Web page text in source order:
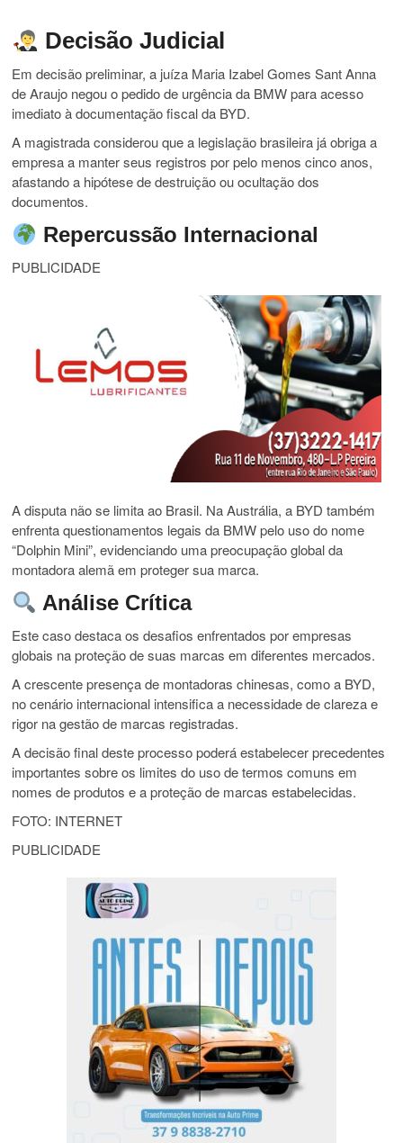
Decisão Judicial
Em decisão preliminar, a juíza Maria Izabel Gomes Sant Anna
de Araujo negou o pedido de urgência da BMW para acesso
imediato à documentação fiscal da BYD.
A magistrada considerou que a legislação brasileira já obriga a
empresa a manter seus registros por pelo menos cinco anos,
afastando a hipótese de destruição ou ocultação dos
documentos.
Repercussão Internacional
PUBLICIDADE
A disputa não se limita ao Brasil. Na Austrália, a BYD também
enfrenta questionamentos legais da BMW pelo uso do nome
“Dolphin Mini”, evidenciando uma preocupação global da
montadora alemã em proteger sua marca.
Análise Crítica
Este caso destaca os desafios enfrentados por empresas
globais na proteção de suas marcas em diferentes mercados.
A crescente presença de montadoras chinesas, como a BYD,
no cenário internacional intensifica a necessidade de clareza e
rigor na gestão de marcas registradas.
A decisão final deste processo poderá estabelecer precedentes
importantes sobre os limites do uso de termos comuns em
nomes de produtos e a proteção de marcas estabelecidas.
FOTO: INTERNET
PUBLICIDADE